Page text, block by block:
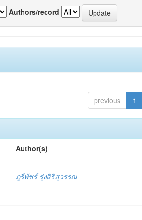
Authors/record
previous 1
Author(s)
ภูรีพัชร์ รุ่งสิริสุวรรณ